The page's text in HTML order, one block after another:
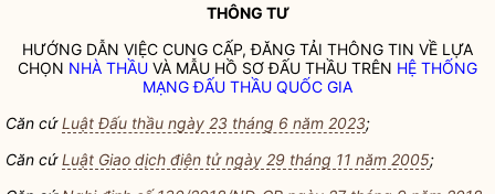
THÔNG TƯ
HƯỚNG DẪN VIỆC CUNG CẤP, ĐĂNG TẢI THÔNG TIN VỀ LỰA
CHỌN NHÀ THẦU VÀ MẪU HỒ SƠ ĐẤU THẦU TRÊN HỆ THỐNG
MẠNG ĐẤU THẦU QUỐC GIA
Căn cứLuật Đấu thầu ngày 23 tháng 6 năm 2023;
Căn cứLuật Giao dịch điện tử ngày 29 tháng 11 năm 2005;